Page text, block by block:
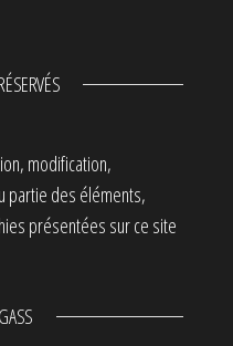
modification,
partie des éléments,
présentées sur ce site